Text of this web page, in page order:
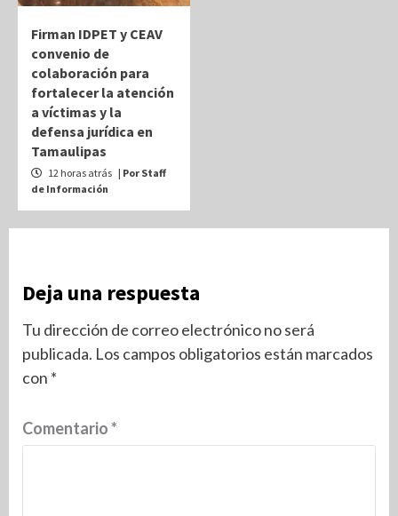
Firman IDPET y CEAV
convenio de
colaboración para
fortalecer la atención
a víctimas y la
defensa jurídica en
Tamaulipas
12 horas atrás | Por Staff
de Información
Deja una respuesta
Tu dirección de correo electrónico no será
publicada. Los campos obligatorios están marcados
con *
Comentario*